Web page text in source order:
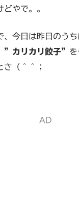
やで。。
、今日は昨日のう
”カリカリ餃子”
（＾＾；
AD